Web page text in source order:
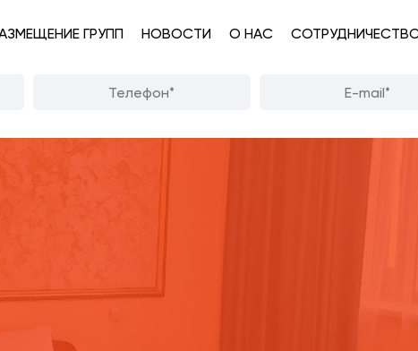
ГРУПП НОВОСТИ О НАС